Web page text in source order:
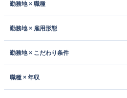
勤務地 × 職種
勤務地 × 雇用形態
勤務地 × こだわり条件
職種 × 年収